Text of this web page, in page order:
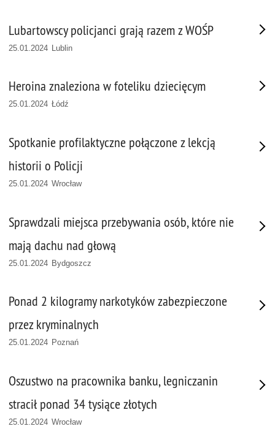
Lubartowscy policjanci grają razem z WOŚP
25.01.2024 Lublin
Heroina znaleziona w foteliku dziecięcym
25.01.2024 Łódź
Spotkanie profilaktyczne połączone z lekcją
historii o Policji
25.01.2024 Wrocław
Sprawdzali miejsca przebywania osób, które nie
mają dachu nad głową
25.01.2024 Bydgoszcz
Ponad 2 kilogramy narkotyków zabezpieczone
przez kryminalnych
25.01.2024 Poznań
Oszustwo na pracownika banku, legniczanin
stracił ponad 34 tysiące złotych
25.01.2024 Wrocław